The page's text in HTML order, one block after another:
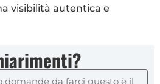
visibilità autentica e